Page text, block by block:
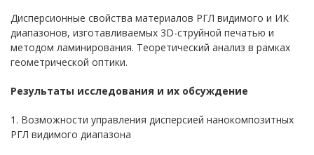
Дисперсионные свойства материалов РГЛ видимого и ИК
диапазонов, изготавливаемых 3D-струйной печатью и
методом ламинирования. Теоретический анализ в рамках
геометрической оптики.
Результаты исследования и их обсуждение
1. Возможности управления дисперсией нанокомпозитных
РГЛ видимого диапазона